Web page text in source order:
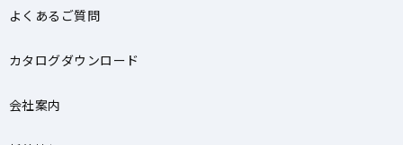
よくあるご質問
カタログダウンロード
会社案内